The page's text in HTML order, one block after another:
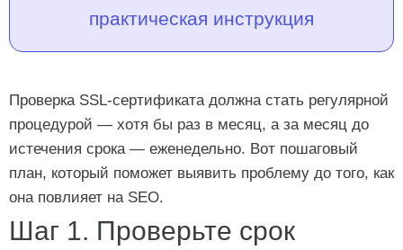
практическая инструкция
Проверка SSL-сертификата должна стать регулярной
процедурой — хотя бы раз в месяц, а за месяц до
истечения срока — еженедельно. Вот пошаговый
план, который поможет выявить проблему до того, как
она повлияет на SEO.
Шаг 1. Проверьте срок